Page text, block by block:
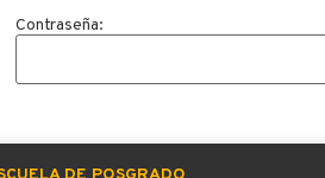
Contraseña: